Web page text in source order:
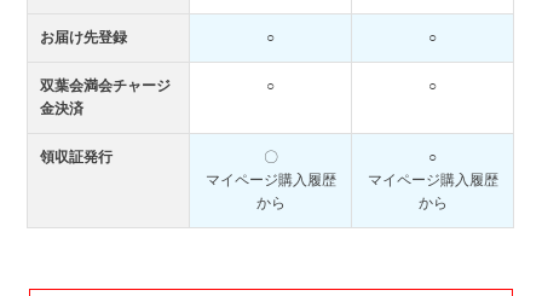
お届け先登録 ○ ○
双葉会満会チャージ
金決済
○ ○
領収証発行
〇
マイページ購入履歴
から
○
マイページ購入履歴
から